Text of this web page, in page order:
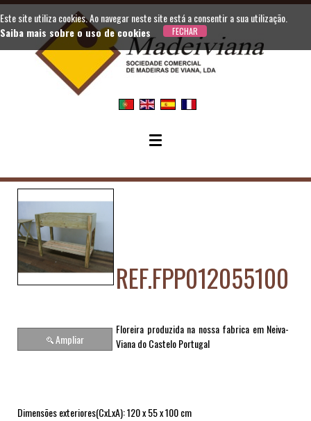
Ampliar
REF.FPP012055100
Floreira produzida na nossa fabrica em Neiva-
Viana do Castelo Portugal
Dimensões exteriores(CxLxA): 120 x 55 x 100 cm
Este site utiliza cookies. Ao navegar neste site está a consentir a sua utilização.
Saiba mais sobre o uso de cookies